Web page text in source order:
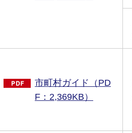
市町村ガイド（PD
F：2,369KB）